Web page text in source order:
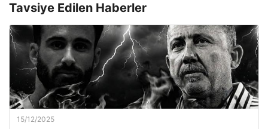
Tavsiye Edilen Haberler
15/12/2025